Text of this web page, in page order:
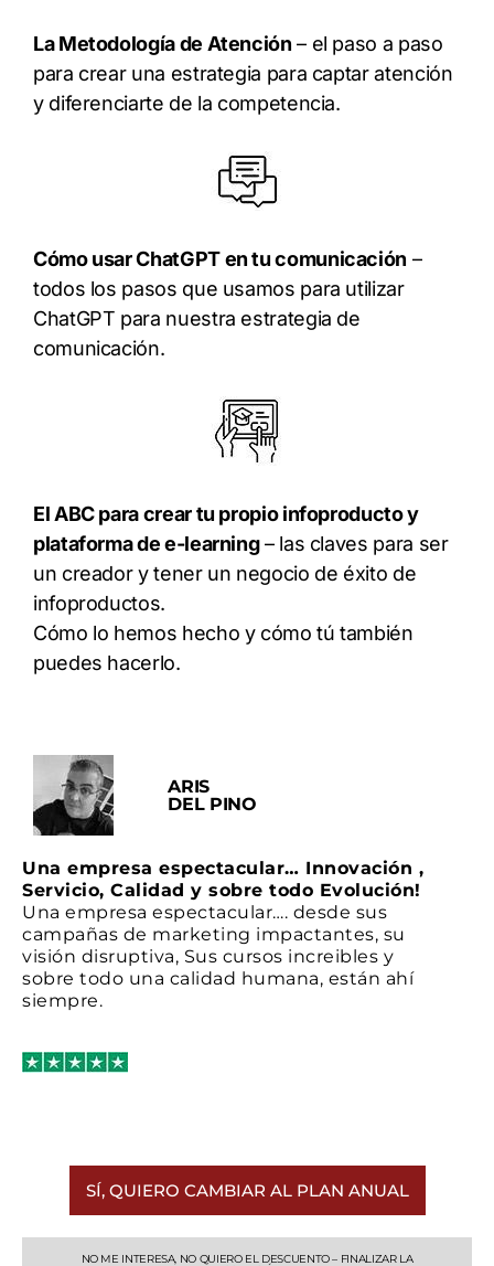
La Metodología de Atención – el paso a paso
para crear una estrategia para captar atención
y diferenciarte de la competencia.
Cómo usar ChatGPT en tu comunicación –
todos los pasos que usamos para utilizar
ChatGPT para nuestra estrategia de
comunicación.
El ABC para crear tu propio infoproducto y
plataforma de e-learning– las claves para ser
un creador y tener un negocio de éxito de
infoproductos.
Cómo lo hemos hecho y cómo tú también
puedes hacerlo.
ARIS
DEL PINO
Una empresa espectacular… Innovación ,
Servicio, Calidad y sobre todo Evolución!
Una empresa espectacular…. desde sus
campañas de marketing impactantes, su
visión disruptiva, Sus cursos increibles y
sobre todo una calidad humana, están ahí
siempre.
SÍ, QUIERO CAMBIAR AL PLAN ANUAL
NO ME INTERESA, NO QUIERO EL DESCUENTO – FINALIZAR LA